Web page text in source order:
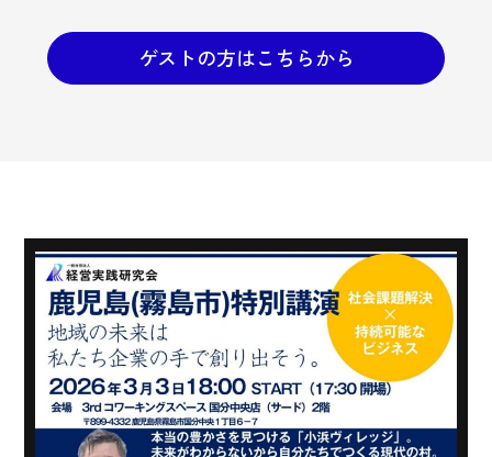
ゲストの方はこちらから